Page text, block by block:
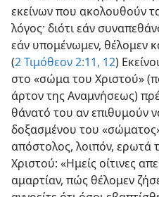
εκείνων που ακολουθούν
λόγος· διότι εάν
εάν υπομένωμεν, θέλομεν
(2 Τιμόθεον 2:11, 12)
στο «σώμα του Χριστού»
άρτον της Αναμνήσεως)
θάνατό του αν επιθυμούν
δοξασμένου του
απόστολος, λοιπόν, ερωτά
Χριστού: «Ημείς οίτινες
αμαρτίαν, πώς θέλομεν